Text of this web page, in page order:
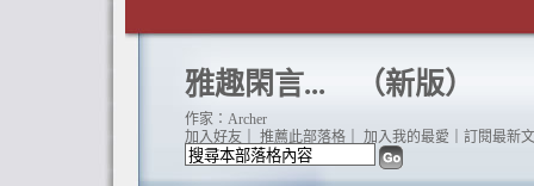
雅趣閑言... （新版）
加入好友 推薦此部落格 加入我的最愛 訂閱最新
作家：Archer